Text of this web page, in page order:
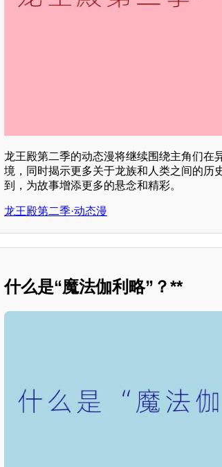
龙王殿第二季的动态漫将继续围绕主角们在
境，同时揭示更多关于龙族和人类之间的历
到，为故事增添更多的悬念和精彩。
龙王殿第二季·动态漫
什么是“魔法伽利略”？**